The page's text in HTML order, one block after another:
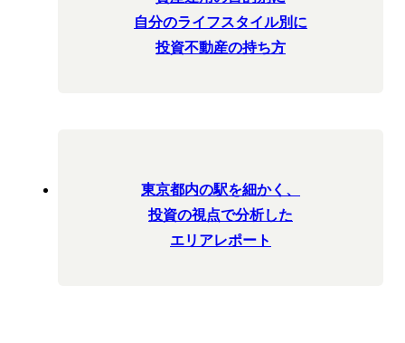
自分のライフスタイル別に
投資不動産の持ち方
東京都内の駅を細かく、
投資の視点で分析した
エリアレポート